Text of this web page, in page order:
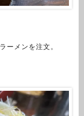
ーメンを注文。